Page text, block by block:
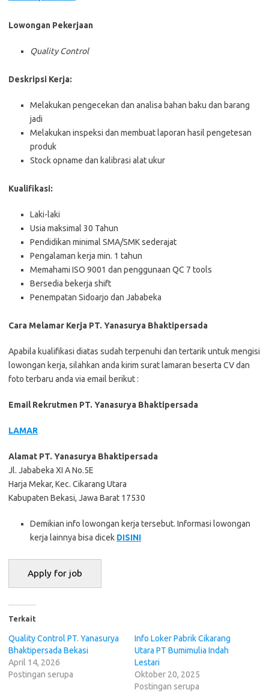
Lowongan Pekerjaan
Quality Control
Deskripsi Kerja:
Melakukan pengecekan dan analisa bahan baku dan barang
jadi
Melakukan inspeksi dan membuat laporan hasil pengetesan
produk
Stock opname dan kalibrasi alat ukur
Kualifikasi:
Laki-laki
Usia maksimal 30 Tahun
Pendidikan minimal SMA/SMK sederajat
Pengalaman kerja min. 1 tahun
Memahami ISO 9001 dan penggunaan QC 7 tools
Bersedia bekerja shift
Penempatan Sidoarjo dan Jababeka
Cara Melamar Kerja PT. Yanasurya Bhaktipersada
Aраbіlа kuаlіfіkаѕі dіаtаѕ ѕudаh tеrреnuhі dаn tеrtаrіk untuk mеngіѕі
lоwоngаn kеrjа, ѕіlаhkаn аndа kіrіm ѕurаt lаmаrаn bеѕеrtа CV dаn
fоtо tеrbаru аndа vіа email bеrіkut :
Email Rekrutmen PT. Yanasurya Bhaktipersada
LAMAR
Alamat PT. Yanasurya Bhaktipersada
Jl. Jababeka XI A No.5E
Harja Mekar, Kec. Cikarang Utara
Kabupaten Bekasi, Jawa Barat 17530
Demikian info lowongan kerja tersebut. Informasi lowongan
kerja lainnya bisa dicek DISINI
Terkait
Quality Control PT. Yanasurya
Bhaktipersada Bekasi
April 14, 2026
Postingan serupa
Info Loker Pabrik Cikarang
Utara PT Bumimulia Indah
Lestari
Oktober 20, 2025
Postingan serupa